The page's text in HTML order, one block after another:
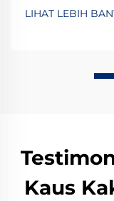
lebih lanjut.
LIHAT LEBIH
Kaus